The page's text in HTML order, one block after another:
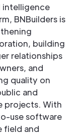
intelligence
BNBuilders is
building
relationships
and
quality on
and
projects. With
use software
field and